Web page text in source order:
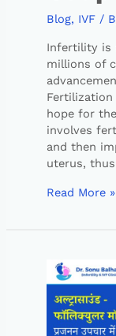
Blog, IVF/
Infertility is
millions of
Fertilization
hope for
involves
and then
uterus,
Read More »